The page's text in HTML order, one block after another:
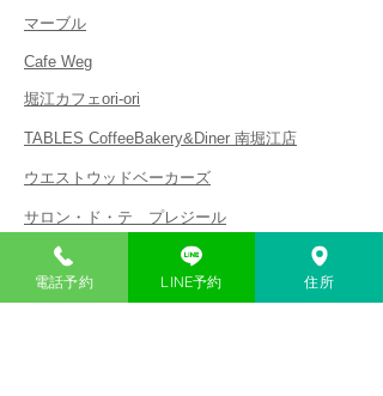
マーブル
Cafe Weg
堀江カフェori-ori
TABLES CoffeeBakery&Diner 南堀江店
ウエストウッドベーカーズ
サロン・ド・テ プレジール
T.C cafe 南堀江店
MSPC PRODUCT sort OSAKA coffee stand
電話予約 LINE予約 住所